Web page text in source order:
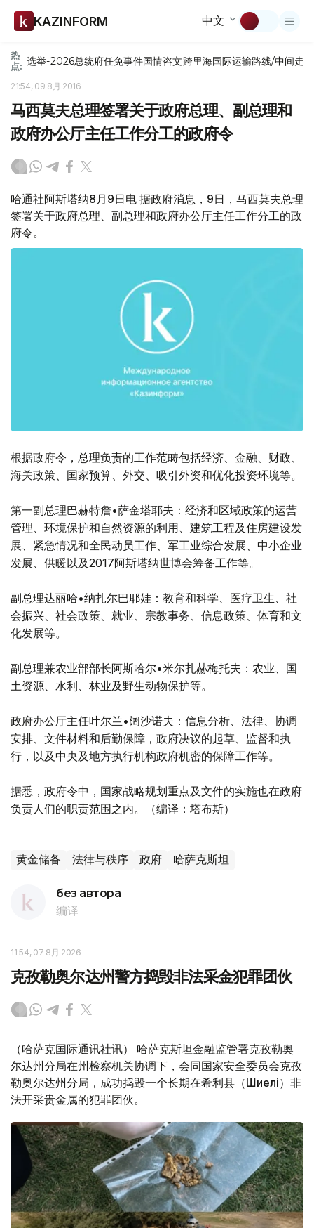
KAZINFORM 中文
热
点: 选举-2026总统府任免事件国情咨文跨里海国际运输路线/中间走廊
21:54, 09 8月 2016
马西莫夫总理签署关于政府总理、副总理和
政府办公厅主任工作分工的政府令
哈通社阿斯塔纳8月9日电 据政府消息，9日，马西莫夫总理
签署关于政府总理、副总理和政府办公厅主任工作分工的政
府令。
根据政府令，总理负责的工作范畴包括经济、金融、财政、
海关政策、国家预算、外交、吸引外资和优化投资环境等。
第一副总理巴赫特詹•萨金塔耶夫：经济和区域政策的运营
管理、环境保护和自然资源的利用、建筑工程及住房建设发
展、紧急情况和全民动员工作、军工业综合发展、中小企业
发展、供暖以及2017阿斯塔纳世博会筹备工作等。
副总理达丽哈•纳扎尔巴耶娃：教育和科学、医疗卫生、社
会振兴、社会政策、就业、宗教事务、信息政策、体育和文
化发展等。
副总理兼农业部部长阿斯哈尔•米尔扎赫梅托夫：农业、国
土资源、水利、林业及野生动物保护等。
政府办公厅主任叶尔兰•阔沙诺夫：信息分析、法律、协调
安排、文件材料和后勤保障，政府决议的起草、监督和执
行，以及中央及地方执行机构政府机密的保障工作等。
据悉，政府令中，国家战略规划重点及文件的实施也在政府
负责人们的职责范围之内。（编译：塔布斯）
黄金储备 法律与秩序 政府 哈萨克斯坦
без автора
编译
11:54, 07 8月 2026
克孜勒奥尔达州警方捣毁非法采金犯罪团伙
（哈萨克国际通讯社讯） 哈萨克斯坦金融监管署克孜勒奥
尔达州分局在州检察机关协调下，会同国家安全委员会克孜
勒奥尔达州分局，成功捣毁一个长期在希利县（Шиелі）非
法开采贵金属的犯罪团伙。